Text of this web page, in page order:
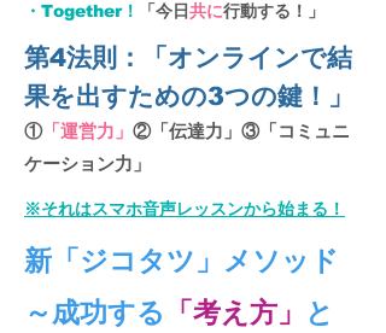
・Together！
「今日共に行動する！」
第4法則：「オンラインで結
果を出すための3つの鍵！」
① 「運営力」 ②「伝達力」③「コミュニ
ケーション力」
※それはスマホ音声レッスンから始まる！
新「ジコタツ」メソッド
～成功する 「考え方」 と